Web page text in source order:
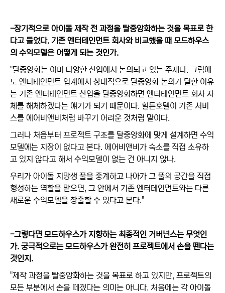
-장기적으로 아이돌 제작 전 과정을 탈중앙화하는 것을 목표로 한
다고 들었다. 기존 엔터테인먼트 회사와 비교했을 때 모드하우스
의 수익모델은 어떻게 되는 것인가.
"탈중앙화는 이미 다양한 산업에서 논의되고 있는 주제다. 그럼에
도 엔터테인먼트 업계에서 상대적으로 탈중앙화 논의가 덜한 이유
는 기존 엔터테인먼트 산업을 탈중앙화하면 엔터테인먼트 회사 자
체를 해체하겠다는 얘기가 되기 때문이다. 힐튼호텔이 기존 서비
스를 에어비앤비처럼 바꾸기 어려운 것처럼 말이다.
그러나 처음부터 프로젝트 구조를 탈중앙화에 맞게 설계하면 수익
모델에는 지장이 없다고 본다. 에어비앤비가 숙소를 직접 소유하
고 있지 않다고 해서 수익모델이 없는 건 아니지 않나.
우리가 아이돌 지망생 풀을 중계하고 나아가 그 풀의 공간을 직접
형성하는 역할을 맡으면, 그 안에서 기존 엔터테인먼트와는 다른
새로운 수익모델을 창출할 수 있다고 본다."
-그렇다면 모드하우스가 지향하는 최종적인 거버넌스는 무엇인
가. 궁극적으로는 모드하우스가 완전히 프로젝트에서 손을 뗀다는
것인지.
"제작 과정을 탈중앙화하는 것을 목표로 하고 있지만, 프로젝트의
모든 부분에서 손을 떼겠다는 의미는 아니다. 처음에는 각 아이돌